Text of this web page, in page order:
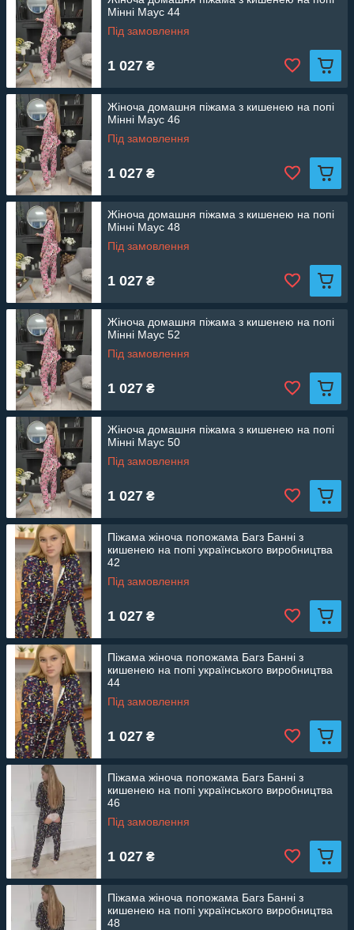
Мінні Маус 44
Під замовлення
1 027 ₴
Жіноча домашня піжама з кишенею на попі
Мінні Маус 46
Під замовлення
1 027 ₴
Жіноча домашня піжама з кишенею на попі
Мінні Маус 48
Під замовлення
1 027 ₴
Жіноча домашня піжама з кишенею на попі
Мінні Маус 52
Під замовлення
1 027 ₴
Жіноча домашня піжама з кишенею на попі
Мінні Маус 50
Під замовлення
1 027 ₴
Піжама жіноча попожама Багз Банні з
кишенею на попі українського виробництва
42
Під замовлення
1 027 ₴
Піжама жіноча попожама Багз Банні з
кишенею на попі українського виробництва
44
Під замовлення
1 027 ₴
Піжама жіноча попожама Багз Банні з
кишенею на попі українського виробництва
46
Під замовлення
1 027 ₴
Піжама жіноча попожама Багз Банні з
кишенею на попі українського виробництва
48